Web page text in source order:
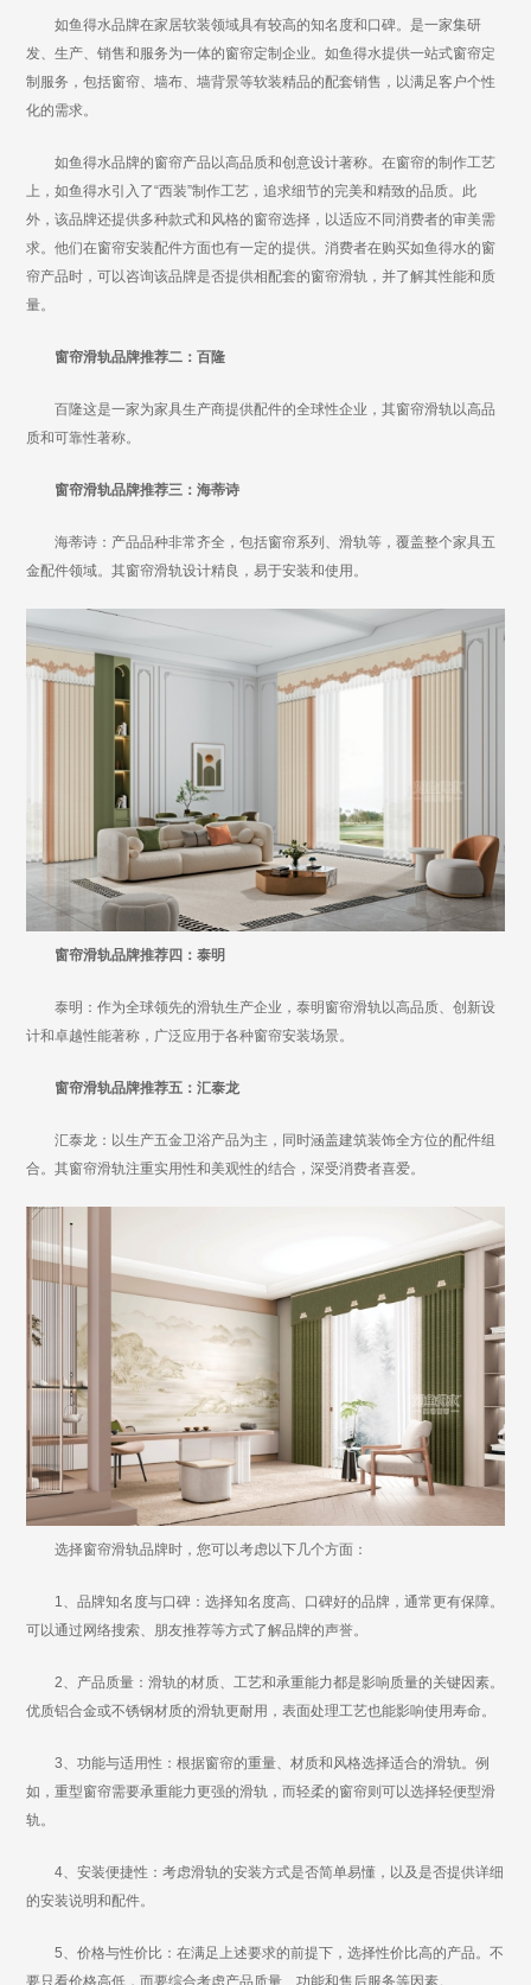
如鱼得水品牌在家居软装领域具有较高的知名度和口碑。是一家集研
发、生产、销售和服务为一体的窗帘定制企业。如鱼得水提供一站式窗帘定
制服务，包括窗帘、墙布、墙背景等软装精品的配套销售，以满足客户个性
化的需求。
如鱼得水品牌的窗帘产品以高品质和创意设计著称。在窗帘的制作工艺
上，如鱼得水引入了“西装”制作工艺，追求细节的完美和精致的品质。此
外，该品牌还提供多种款式和风格的窗帘选择，以适应不同消费者的审美需
求。他们在窗帘安装配件方面也有一定的提供。消费者在购买如鱼得水的窗
帘产品时，可以咨询该品牌是否提供相配套的窗帘滑轨，并了解其性能和质
量。
窗帘滑轨品牌推荐二：百隆
百隆这是一家为家具生产商提供配件的全球性企业，其窗帘滑轨以高品
质和可靠性著称。
窗帘滑轨品牌推荐三：海蒂诗
海蒂诗：产品品种非常齐全，包括窗帘系列、滑轨等，覆盖整个家具五
金配件领域。其窗帘滑轨设计精良，易于安装和使用。
窗帘滑轨品牌推荐四：泰明
泰明：作为全球领先的滑轨生产企业，泰明窗帘滑轨以高品质、创新设
计和卓越性能著称，广泛应用于各种窗帘安装场景。
窗帘滑轨品牌推荐五：汇泰龙
汇泰龙：以生产五金卫浴产品为主，同时涵盖建筑装饰全方位的配件组
合。其窗帘滑轨注重实用性和美观性的结合，深受消费者喜爱。
选择窗帘滑轨品牌时，您可以考虑以下几个方面：
1、品牌知名度与口碑：选择知名度高、口碑好的品牌，通常更有保障。
可以通过网络搜索、朋友推荐等方式了解品牌的声誉。
2、产品质量：滑轨的材质、工艺和承重能力都是影响质量的关键因素。
优质铝合金或不锈钢材质的滑轨更耐用，表面处理工艺也能影响使用寿命。
3、功能与适用性：根据窗帘的重量、材质和风格选择适合的滑轨。例
如，重型窗帘需要承重能力更强的滑轨，而轻柔的窗帘则可以选择轻便型滑
轨。
4、安装便捷性：考虑滑轨的安装方式是否简单易懂，以及是否提供详细
的安装说明和配件。
5、价格与性价比：在满足上述要求的前提下，选择性价比高的产品。不
要只看价格高低，而要综合考虑产品质量、功能和售后服务等因素。